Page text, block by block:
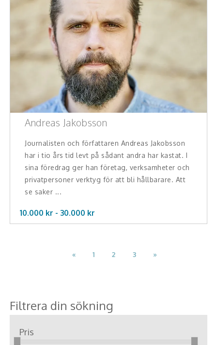
Andreas Jakobsson
Journalisten och författaren Andreas Jakobsson
har i tio års tid levt på sådant andra har kastat. I
sina föredrag ger han företag, verksamheter och
privatpersoner verktyg för att bli hållbarare. Att
se saker ...
10.000 kr - 30.000 kr
« 1 2 3 »
Filtrera din sökning
Pris